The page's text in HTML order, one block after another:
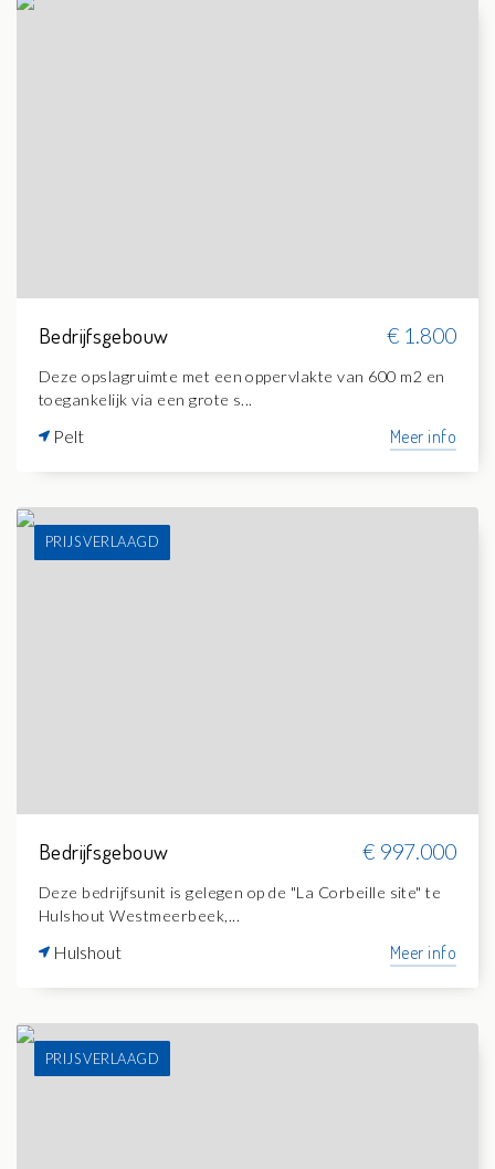
Bedrijfsgebouw € 1.800
Deze opslagruimte met een oppervlakte van 600 m2 en
toegankelijk via een grote s...
Pelt Meer info
PRIJS VERLAAGD
Bedrijfsgebouw € 997.000
Deze bedrijfsunit is gelegen op de "La Corbeille site" te
Hulshout Westmeerbeek,...
Hulshout Meer info
PRIJS VERLAAGD